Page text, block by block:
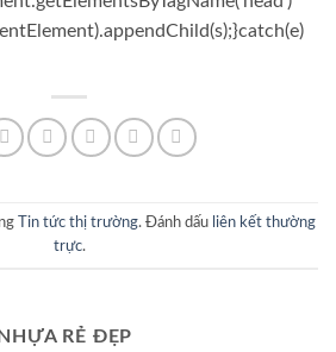
Tin tức thị trường. Đánh dấu liên kết thường
trực.
RẺ ĐẸP